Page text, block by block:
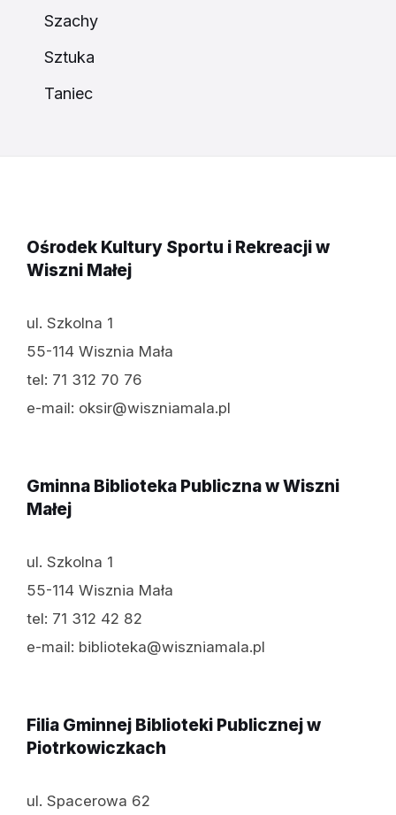
Szachy
Sztuka
Taniec
Ośrodek Kultury Sportu i Rekreacji w
Wiszni Małej
ul. Szkolna 1
55-114 Wisznia Mała
tel: 71 312 70 76
e-mail: oksir@wiszniamala.pl
Gminna Biblioteka Publiczna w Wiszni
Małej
ul. Szkolna 1
55-114 Wisznia Mała
tel: 71 312 42 82
e-mail: biblioteka@wiszniamala.pl
Filia Gminnej Biblioteki Publicznej w
Piotrkowiczkach
ul. Spacerowa 62